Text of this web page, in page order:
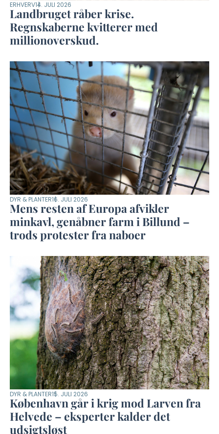
ERHVERV14. JULI 2026
Landbruget råber krise.
Regnskaberne kvitterer med
millionoverskud.
DYR & PLANTER16. JULI 2026
Mens resten af Europa afvikler
minkavl, genåbner farm i Billund –
trods protester fra naboer
DYR & PLANTER15. JULI 2026
København går i krig mod Larven fra
Helvede – eksperter kalder det
udsigtsløst